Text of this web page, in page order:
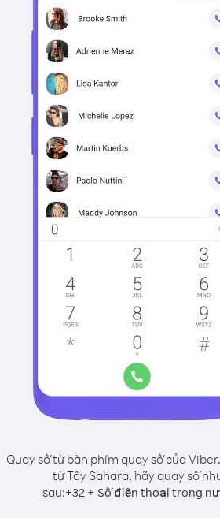
Quay số từ bàn phím quay số của Viber.
từ Tây Sahara, hãy quay số
sau:+32+ Số điện thoại trong